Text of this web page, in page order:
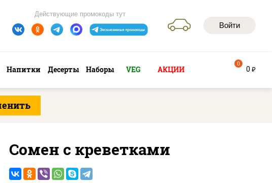
Войти
Действующие промокоды тут
Напитки Десерты Наборы VEG АКЦИИ 0 руб
0
Сомен с креветками